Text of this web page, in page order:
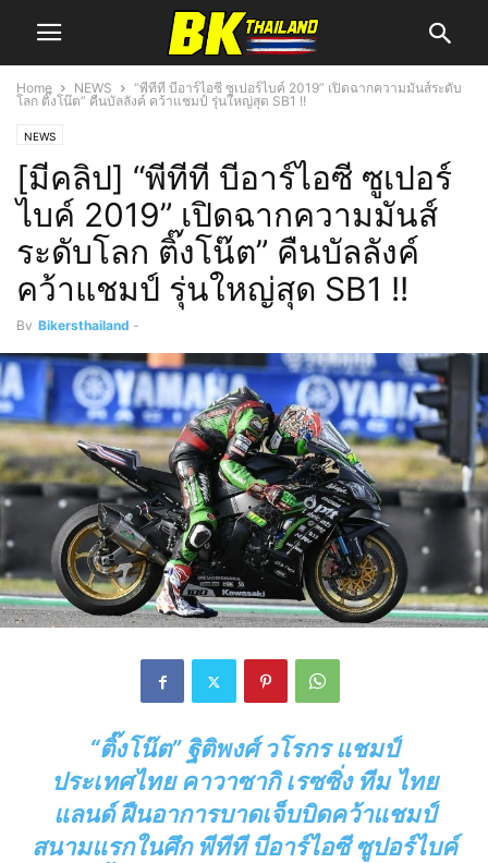
Home NEWS
“พีทีที บีอาร์ไอซี ซูเปอร์ไบค์ 2019” เปิดฉากความมันส์ระดับ
โลก ติ๊งโน๊ต” คืนบัลลังค์ คว้าแชมป์ รุ่นใหญ่สุด SB1 !!
NEWS
[มีคลิป] “พีทีที บีอาร์ไอซี ซูเปอร์
ไบค์ 2019” เปิดฉากความมันส์
ระดับโลก ติ๊งโน๊ต” คืนบัลลังค์
คว้าแชมป์ รุ่นใหญ่สุด SB1 !!
By Bikersthailand -
“ติ๊งโน๊ต” ฐิติพงศ์ วโรกร แชมป์
ประเทศไทย คาวาซากิ เรซซิ่ง ทีม ไทย
แลนด์ ฝืนอาการบาดเจ็บบิดคว้าแชมป์
สนามแรกในศึก พีทีที บีอาร์ไอซี ซูปอร์ไบค์